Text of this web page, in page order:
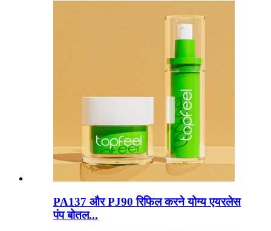
PA137 और PJ90 रिफिल करने योग्य एयरलेस
पंप बोतल...